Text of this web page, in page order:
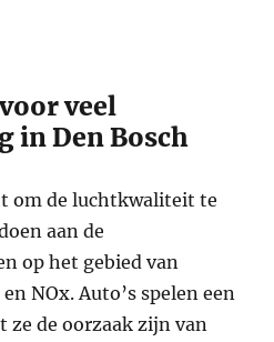
veel
in Den Bosch
om de luchtkwaliteit te
aan de
op het gebied van
NOx. Auto’s spelen een
ze de oorzaak zijn van